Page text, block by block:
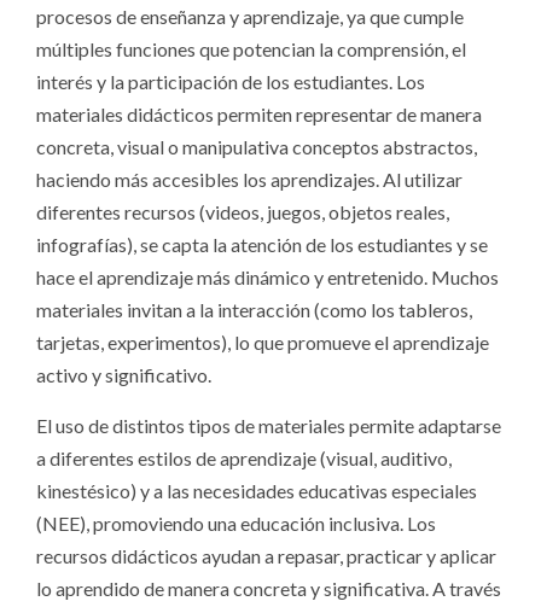
procesos de enseñanza y aprendizaje, ya que cumple
múltiples funciones que potencian la comprensión, el
interés y la participación de los estudiantes. Los
materiales didácticos permiten representar de manera
concreta, visual o manipulativa conceptos abstractos,
haciendo más accesibles los aprendizajes. Al utilizar
diferentes recursos (videos, juegos, objetos reales,
infografías), se capta la atención de los estudiantes y se
hace el aprendizaje más dinámico y entretenido. Muchos
materiales invitan a la interacción (como los tableros,
tarjetas, experimentos), lo que promueve el aprendizaje
activo y significativo.
El uso de distintos tipos de materiales permite adaptarse
a diferentes estilos de aprendizaje (visual, auditivo,
kinestésico) y a las necesidades educativas especiales
(NEE), promoviendo una educación inclusiva. Los
recursos didácticos ayudan a repasar, practicar y aplicar
lo aprendido de manera concreta y significativa. A través